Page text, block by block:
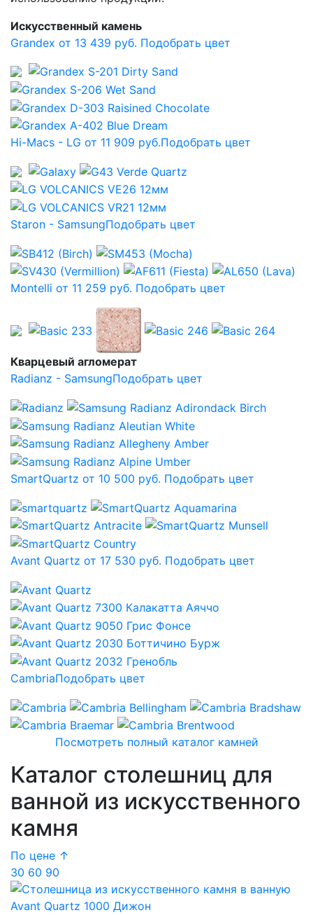
Искусственный камень
Grandex от 13 439 руб. Подобрать цвет
Hi-Macs - LG от 11 909 руб.Подобрать цвет
Staron - SamsungПодобрать цвет
Montelli от 11 259 руб. Подобрать цвет
Кварцевый агломерат
Radianz - SamsungПодобрать цвет
SmartQuartz от 10 500 руб. Подобрать цвет
Avant Quartz от 17 530 руб. Подобрать цвет
CambriaПодобрать цвет
Посмотреть полный каталог камней
Каталог столешниц для
ванной из искусственного
камня
По цене ↑
30 60 90